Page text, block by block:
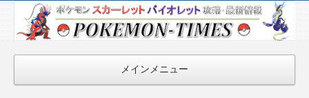
ポケモン最新
情報まとめ
『POKEMON-
TIMES』
メインメニュー